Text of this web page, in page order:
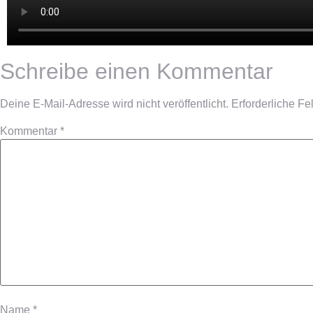
Schreibe einen Kommentar
Deine E-Mail-Adresse wird nicht veröffentlicht. Erforderliche
Kommentar *
Name *